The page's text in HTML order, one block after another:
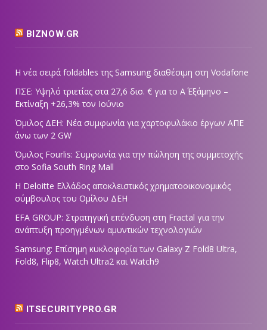
BIZNOW.GR
Η νέα σειρά foldables της Samsung διαθέσιμη στη Vodafone
ΠΣΕ: Υψηλό τριετίας στα 27,6 δισ. € για το Α΄ Εξάμηνο –
Εκτίναξη +26,3% τον Ιούνιο
Όμιλος ΔΕΗ: Νέα συμφωνία για χαρτοφυλάκιο έργων ΑΠΕ
άνω των 2 GW
Όμιλος Fourlis: Συμφωνία για την πώληση της συμμετοχής
στο Sofia South Ring Mall
Η Deloitte Ελλάδος αποκλειστικός χρηματοοικονομικός
σύμβουλος του Ομίλου ΔΕΗ
EFA GROUP: Στρατηγική επένδυση στη Fractal για την
ανάπτυξη προηγμένων αμυντικών τεχνολογιών
Samsung: Επίσημη κυκλοφορία των Galaxy Z Fold8 Ultra,
Fold8, Flip8, Watch Ultra2 και Watch9
ITSECURITYPRO.GR